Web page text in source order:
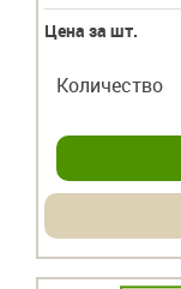
Цена за шт.
Количество